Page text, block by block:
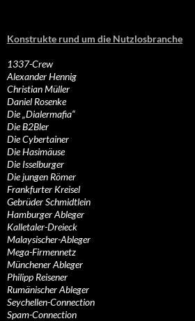
Konstrukte rund um die Nutzlosbranche
1337-Crew
Alexander Hennig
Christian Müller
Daniel Rosenke
Die „Dialermafia“
Die B2Bler
Die Cybertainer
Die Hasimäuse
Die Isselburger
Die jungen Römer
Frankfurter Kreisel
Gebrüder Schmidtlein
Hamburger Ableger
Kalletaler-Dreieck
Malaysischer-Ableger
Mega-Firmennetz
Münchener Ableger
Philipp Reisener
Rumänischer Ableger
Seychellen-Connection
Spam-Connection